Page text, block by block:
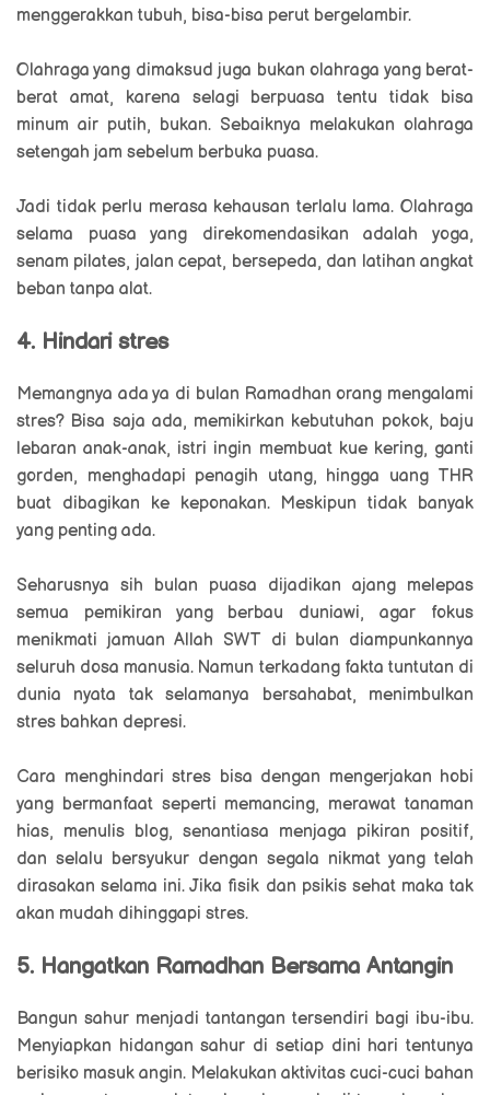
menggerakkan tubuh, bisa-bisa perut bergelambir.
Olahraga yang dimaksud juga bukan olahraga yang berat-
berat amat, karena selagi berpuasa tentu tidak bisa
minum air putih, bukan. Sebaiknya melakukan olahraga
setengah jam sebelum berbuka puasa.
Jadi tidak perlu merasa kehausan terlalu lama. Olahraga
selama puasa yang direkomendasikan adalah yoga,
senam pilates, jalan cepat, bersepeda, dan latihan angkat
beban tanpa alat.
4. Hindari stres
Memangnya ada ya di bulan Ramadhan orang mengalami
stres? Bisa saja ada, memikirkan kebutuhan pokok, baju
lebaran anak-anak, istri ingin membuat kue kering, ganti
gorden, menghadapi penagih utang, hingga uang THR
buat dibagikan ke keponakan. Meskipun tidak banyak
yang penting ada.
Seharusnya sih bulan puasa dijadikan ajang melepas
semua pemikiran yang berbau duniawi, agar fokus
menikmati jamuan Allah SWT di bulan diampunkannya
seluruh dosa manusia. Namun terkadang fakta tuntutan di
dunia nyata tak selamanya bersahabat, menimbulkan
stres bahkan depresi.
Cara menghindari stres bisa dengan mengerjakan hobi
yang bermanfaat seperti memancing, merawat tanaman
hias, menulis blog, senantiasa menjaga pikiran positif,
dan selalu bersyukur dengan segala nikmat yang telah
dirasakan selama ini. Jika fisik dan psikis sehat maka tak
akan mudah dihinggapi stres.
5. Hangatkan Ramadhan Bersama Antangin
Bangun sahur menjadi tantangan tersendiri bagi ibu-ibu.
Menyiapkan hidangan sahur di setiap dini hari tentunya
berisiko masuk angin. Melakukan aktivitas cuci-cuci bahan